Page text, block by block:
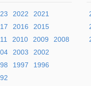
2022
2021
2016
2015
2010 2009
2008
2003
2002
1997
1996